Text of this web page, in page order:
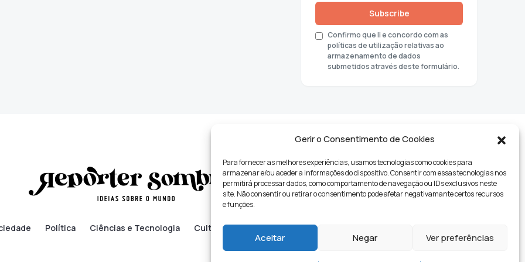
Gerir o Consentimento de Cookies
Para fornecer as melhores experiências, usamos tecnologias como cookies para
armazenar e/ou aceder a informações do dispositivo. Consentir com essas tecnologias nos
permitirá processar dados, como comportamento de navegação ou IDs exclusivos neste
site. Não consentir ou retirar o consentimento pode afetar negativamante certos recursos
e funções.
Aceitar Negar Ver preferências
Subscribe
Confirmo que li e concordo com as
políticas de utilização relativas ao
armazenamento de dados
submetidos através deste formulário.
Política Ciências e Tecnologia Cultura Lifestyle